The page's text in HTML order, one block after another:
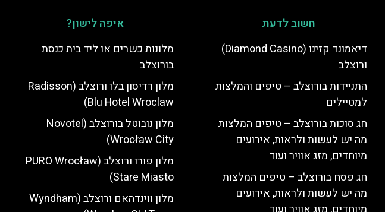
חשוב לדעת
דיאמונד קזינו (Diamond Casino)
ורוצלב
התניידות בורוצלב – טיפים והמלצות
למטיילים
חג סוכות בורוצלב – טיפים המלצות
מה יש לעשות ולראות, אירועים
מיוחדים, מזג אוויר ועוד
חג פסח בורוצלב – טיפים המלצות
מה יש לעשות ולראות, אירועים
איפה לישון?
מלונות כשרים או ליד בית כנסת
בורוצלב
מלון רדיסון בלו ורוצלב (Radisson
Blu Hotel Wroclaw)
מלון נובוטל בורוצלב (Novotel
Wrocław City)
מלון פורו ורוצלב (PURO Wrocław
Stare Miasto)
מלון ווינדהאם ורוצלב (Wyndham